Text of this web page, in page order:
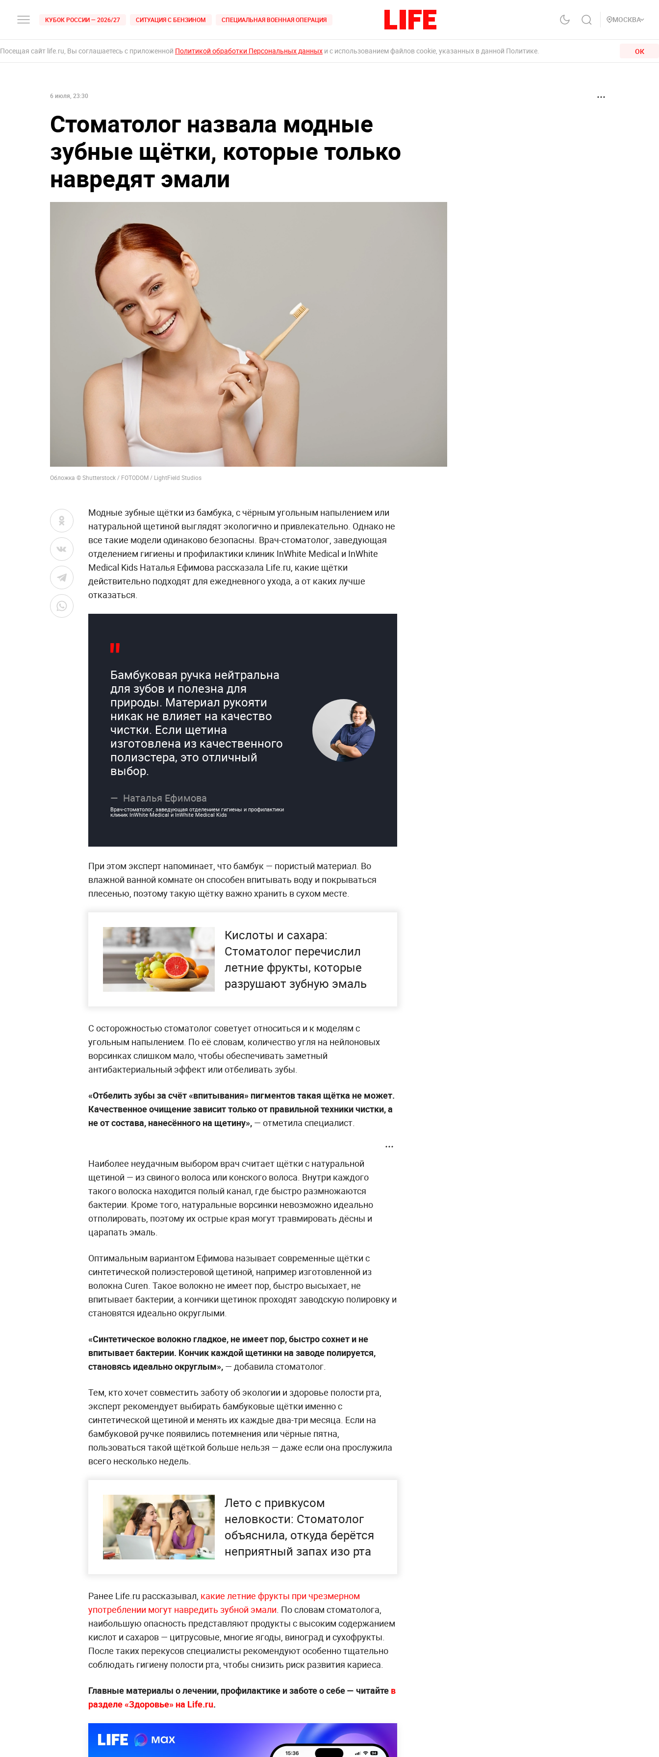
КУБОК РОССИИ — 2026/27 СИТУАЦИЯ С БЕНЗИНОМ СПЕЦИАЛЬНАЯ ВОЕННАЯ ОПЕРАЦИЯ МОСКВА
Посещая сайт life.ru, Вы соглашаетесь с приложенной Политикой обработки Персональных данных и с использованием файлов cookie, указанных в данной Политике. ОК
6 июля, 23:30
Стоматолог назвала модные
зубные щётки, которые только
навредят эмали
Обложка © Shutterstock / FOTODOM / LightField Studios
Модные зубные щётки из бамбука, с чёрным угольным напылением или
натуральной щетиной выглядят экологично и привлекательно. Однако не
все такие модели одинаково безопасны. Врач-стоматолог, заведующая
отделением гигиены и профилактики клиник InWhite Medical и InWhite
Medical Kids Наталья Ефимова рассказала Life.ru, какие щётки
действительно подходят для ежедневного ухода, а от каких лучше
отказаться.
Бамбуковая ручка нейтральна
для зубов и полезна для
природы. Материал рукояти
никак не влияет на качество
чистки. Если щетина
изготовлена из качественного
полиэстера, это отличный
выбор.
Наталья Ефимова
Врач-стоматолог, заведующая отделением гигиены и профилактики
клиник InWhite Medical и InWhite Medical Kids
При этом эксперт напоминает, что бамбук — пористый материал. Во
влажной ванной комнате он способен впитывать воду и покрываться
плесенью, поэтому такую щётку важно хранить в сухом месте.
Кислоты и сахара:
Стоматолог перечислил
летние фрукты, которые
разрушают зубную эмаль
С осторожностью стоматолог советует относиться и к моделям с
угольным напылением. По её словам, количество угля на нейлоновых
ворсинках слишком мало, чтобы обеспечивать заметный
антибактериальный эффект или отбеливать зубы.
«Отбелить зубы за счёт «впитывания» пигментов такая щётка не может.
Качественное очищение зависит только от правильной техники чистки, а
не от состава, нанесённого на щетину», — отметила специалист.
Наиболее неудачным выбором врач считает щётки с натуральной
щетиной — из свиного волоса или конского волоса. Внутри каждого
такого волоска находится полый канал, где быстро размножаются
бактерии. Кроме того, натуральные ворсинки невозможно идеально
отполировать, поэтому их острые края могут травмировать дёсны и
царапать эмаль.
Оптимальным вариантом Ефимова называет современные щётки с
синтетической полиэстеровой щетиной, например изготовленной из
волокна Curen. Такое волокно не имеет пор, быстро высыхает, не
впитывает бактерии, а кончики щетинок проходят заводскую полировку и
становятся идеально округлыми.
«Синтетическое волокно гладкое, не имеет пор, быстро сохнет и не
впитывает бактерии. Кончик каждой щетинки на заводе полируется,
становясь идеально округлым», — добавила стоматолог.
Тем, кто хочет совместить заботу об экологии и здоровье полости рта,
эксперт рекомендует выбирать бамбуковые щётки именно с
синтетической щетиной и менять их каждые два-три месяца. Если на
бамбуковой ручке появились потемнения или чёрные пятна,
пользоваться такой щёткой больше нельзя — даже если она прослужила
всего несколько недель.
Лето с привкусом
неловкости: Стоматолог
объяснила, откуда берётся
неприятный запах изо рта
Ранее Life.ru рассказывал, какие летние фрукты при чрезмерном
употреблении могут навредить зубной эмали. По словам стоматолога,
наибольшую опасность представляют продукты с высоким содержанием
кислот и сахаров — цитрусовые, многие ягоды, виноград и сухофрукты.
После таких перекусов специалисты рекомендуют особенно тщательно
соблюдать гигиену полости рта, чтобы снизить риск развития кариеса.
Главные материалы о лечении, профилактике и заботе о себе — читайте в
разделе «Здоровье» на Life.ru.